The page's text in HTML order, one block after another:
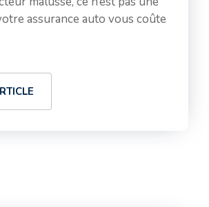
assurance auto vous coûte